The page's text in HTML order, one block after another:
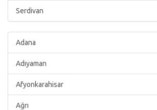
Serdivan
Adana
Adıyaman
Afyonkarahisar
Ağrı